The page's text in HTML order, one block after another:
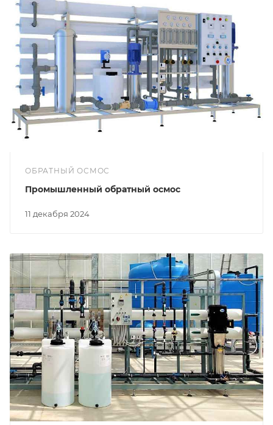
ОБРАТНЫЙ ОСМОС
11 декабря 2024
Промышленный обратный осмос